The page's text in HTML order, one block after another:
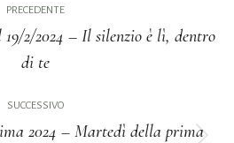
PRECEDENTE
2/2024 – Il silenzio è lì, dentro
di te
SUCCESSIVO
2024 – Martedì della prima